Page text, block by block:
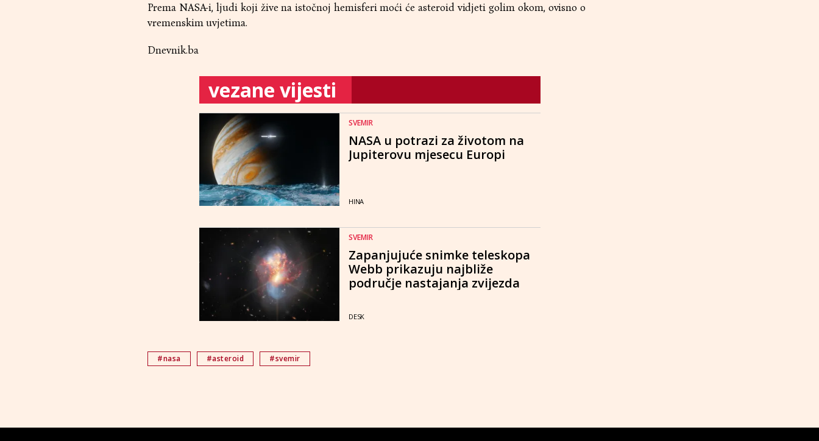
Prema NASA-i, ljudi koji žive na istočnoj hemisferi moći će asteroid vidjeti golim okom, ovisno o
vremenskim uvjetima.
Dnevnik.ba
vezane vijesti
SVEMIR
NASA u potrazi za životom na
Jupiterovu mjesecu Europi
HINA
SVEMIR
Zapanjujuće snimke teleskopa
Webb prikazuju najbliže
područje nastajanja zvijezda
DESK
#nasa #asteroid #svemir